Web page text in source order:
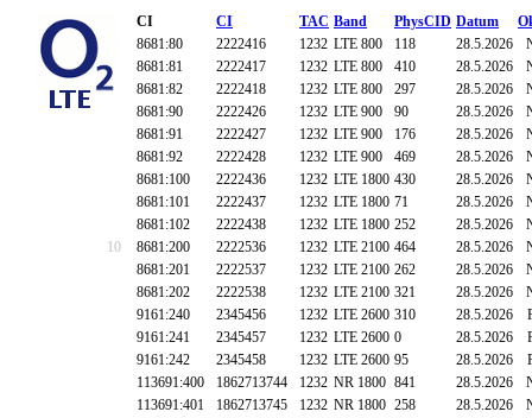
CI CI TAC Band PhysCID Datum
8681:80
2222416 1232 LTE 800 118 28.5.2026
8681:81
2222417 1232 LTE 800 410 28.5.2026
8681:82
2222418 1232 LTE 800 297 28.5.2026
8681:90
2222426 1232 LTE 900 90 28.5.2026
8681:91
2222427 1232 LTE 900 176 28.5.2026
8681:92
2222428 1232 LTE 900 469 28.5.2026
8681:100
2222436 1232 LTE 1800 430 28.5.2026
8681:101
2222437 1232 LTE 1800 71 28.5.2026
8681:102
2222438 1232 LTE 1800 252 28.5.2026
10
8681:200 2222536 1232 LTE 2100 464 28.5.2026
8681:201
2222537 1232 LTE 2100 262 28.5.2026
8681:202
2222538 1232 LTE 2100 321 28.5.2026
9161:240
2345456 1232 LTE 2600 310 28.5.2026
9161:241
2345457 1232 LTE 2600 0 28.5.2026
9161:242
2345458 1232 LTE 2600 95 28.5.2026
113691:400
1862713744 1232 NR 1800 841 28.5.2026
113691:401
1862713745 1232 NR 1800 258 28.5.2026